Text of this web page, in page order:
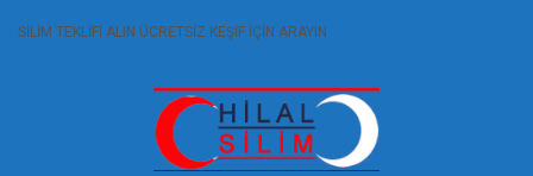
SİLİM TEKLİFİ ALIN ÜCRETSİZ KEŞİF İÇİN ARAYIN